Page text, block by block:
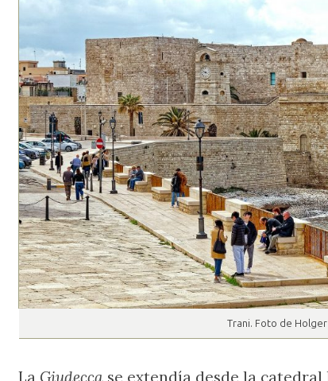
Trani. Foto de
La Giudecca se extendía desde la